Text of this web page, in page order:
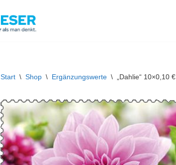
Start \ Shop \ Ergänzungswerte \ „Dahlie“ 10×0,10 €